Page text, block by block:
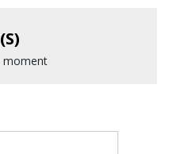
moment